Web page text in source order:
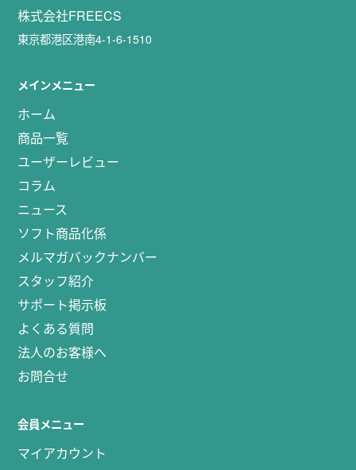
株式会社FREECS
東京都港区港南4-1-6-1510
メインメニュー
ホーム
商品一覧
ユーザーレビュー
コラム
ニュース
ソフト商品化係
メルマガバックナンバー
スタッフ紹介
サポート掲示板
よくある質問
法人のお客様へ
お問合せ
会員メニュー
マイアカウント